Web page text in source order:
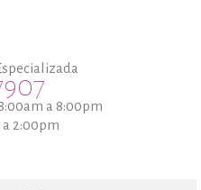
a 8:00pm
2:00pm